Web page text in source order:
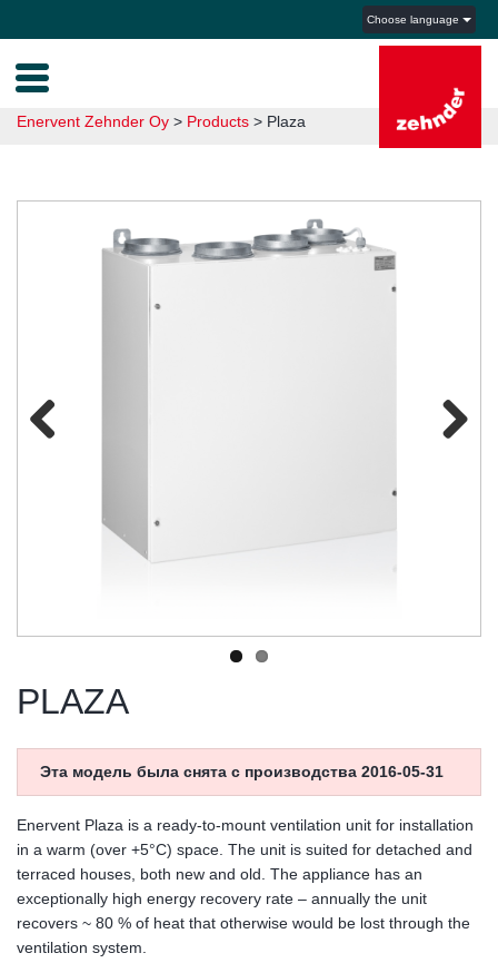
Choose language
Enervent Zehnder Oy > Products > Plaza
PLAZA
Эта модель была снята с производства 2016-05-31
Enervent Plaza is a ready-to-mount ventilation unit for installation
in a warm (over +5°C) space. The unit is suited for detached and
terraced houses, both new and old. The appliance has an
exceptionally high energy recovery rate – annually the unit
recovers ~ 80 % of heat that otherwise would be lost through the
ventilation system.